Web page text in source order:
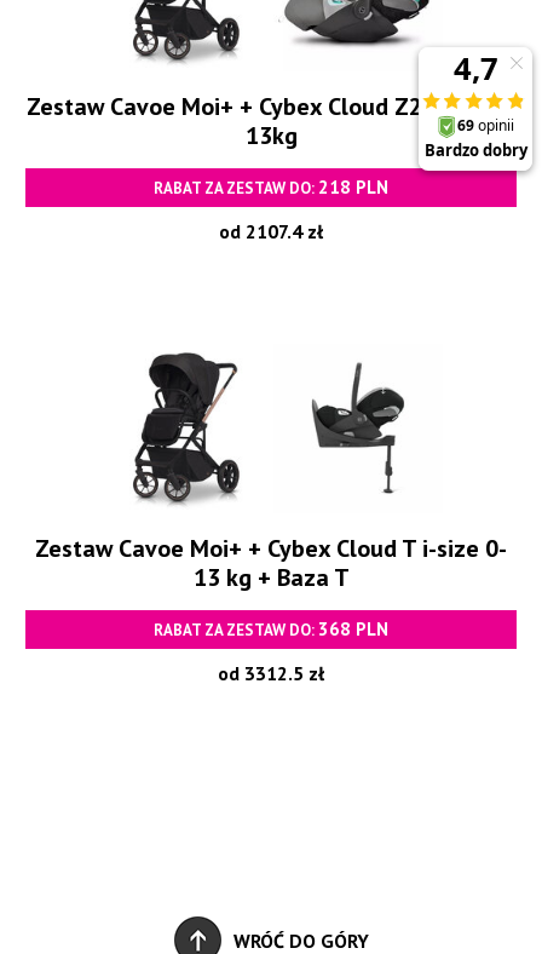
Zestaw Cavoe Moi+ + Cybex Cloud Z2 i-Size 0-
13kg
RABAT ZA ZESTAW DO: 218 PLN
od 2107.4 zł
Zestaw Cavoe Moi+ + Cybex Cloud T i-size 0-
13 kg + Baza T
RABAT ZA ZESTAW DO: 368 PLN
od 3312.5 zł
WRÓĆ DO GÓRY